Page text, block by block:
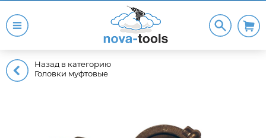
Назад в категорию
Головки муфтовые